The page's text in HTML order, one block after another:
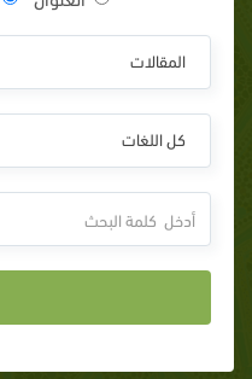
المقالات
كل اللغات